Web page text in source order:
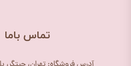
​تماس باما